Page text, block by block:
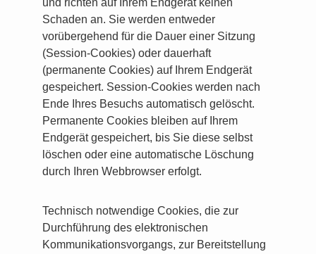
Schaden an. Sie werden entweder
vorübergehend für die Dauer einer Sitzung
(Session-Cookies) oder dauerhaft
(permanente Cookies) auf Ihrem Endgerät
gespeichert. Session-Cookies werden nach
Ende Ihres Besuchs automatisch gelöscht.
Permanente Cookies bleiben auf Ihrem
Endgerät gespeichert, bis Sie diese selbst
löschen oder eine automatische Löschung
durch Ihren Webbrowser erfolgt.
Technisch notwendige Cookies, die zur
Durchführung des elektronischen
Kommunikationsvorgangs, zur Bereitstellung